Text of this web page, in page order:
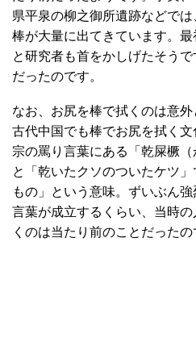
県平泉の柳之御所遺跡などで
棒が大量に出てきています。最
と研究者も首をかしげたそう
だったのです。
なお、お尻を棒で拭くのは意外
古代中国でも棒でお尻を拭く
宗の罵り言葉にある「乾屎橛
と「乾いたクソのついたケツ
もの」という意味。ずいぶん
言葉が成立するくらい、当時
くのは当たり前のことだったの